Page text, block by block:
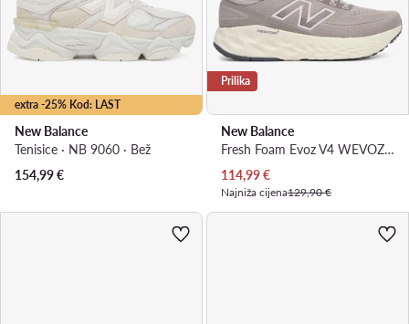
extra -25% Kod: LAST
New Balance
Tenisice · NB 9060 · Bež
154,99€
Prilika
New Balance
Fresh Foam Evoz V4 WEVOZ91F · Tenisice za trčanje
Trenutna cijena
114,99€
Najniža cijena129,90 €